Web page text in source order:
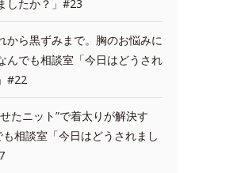
したか？」#23
から黒ずみまで。胸のお悩みに
んでも相談室「今日はどうされ
#22
たニット”で着太りが解決す
も相談室「今日はどうされまし